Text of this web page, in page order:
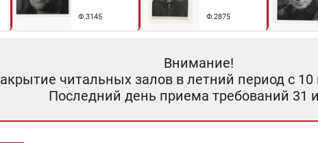
Ф.3145 Ф.2875
Внимание!
читальных залов в летний период с 10
Последний день приема требований 31